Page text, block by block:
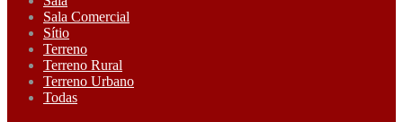
Sala Comercial
Sítio
Terreno
Terreno Rural
Terreno Urbano
Todas